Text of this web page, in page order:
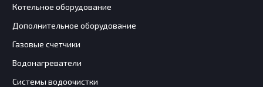
Котельное оборудование
Дополнительное оборудование
Газовые счетчики
Водонагреватели
Системы водоочистки